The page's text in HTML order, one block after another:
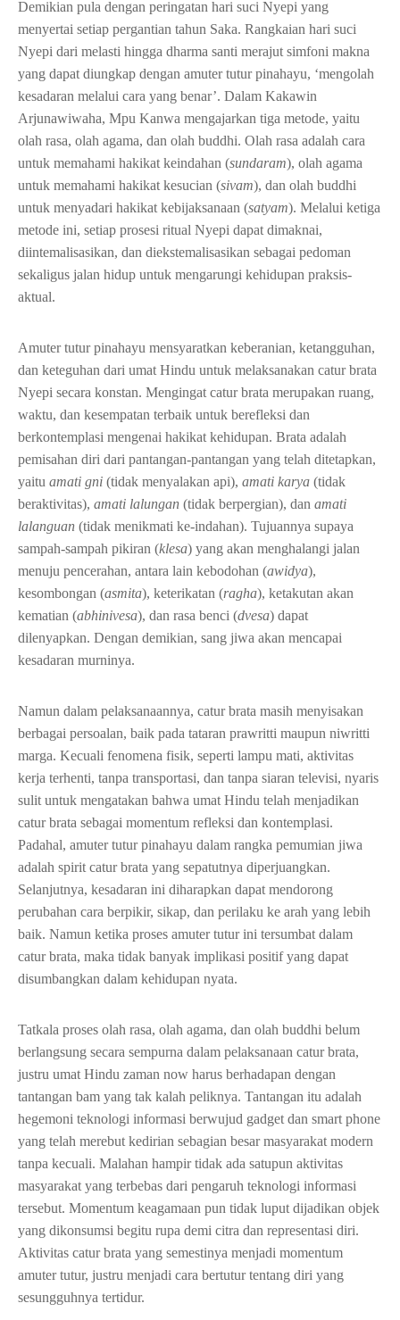
Demikian pula dengan peringatan hari suci Nyepi yang
menyertai setiap pergantian tahun Saka. Rangkaian hari suci
Nyepi dari melasti hingga dharma santi merajut simfoni makna
yang dapat diungkap dengan amuter tutur pinahayu, ‘mengolah
kesadaran melalui cara yang benar’. Dalam Kakawin
Arjunawiwaha, Mpu Kanwa mengajarkan tiga metode, yaitu
olah rasa, olah agama, dan olah buddhi. Olah rasa adalah cara
untuk memahami hakikat keindahan (sundaram), olah agama
untuk memahami hakikat kesucian (sivam), dan olah buddhi
untuk menyadari hakikat kebijaksanaan (satyam). Melalui ketiga
metode ini, setiap prosesi ritual Nyepi dapat dimaknai,
diintemalisasikan, dan diekstemalisasikan sebagai pedoman
sekaligus jalan hidup untuk mengarungi kehidupan praksis-
aktual.
Amuter tutur pinahayu mensyaratkan keberanian, ketangguhan,
dan keteguhan dari umat Hindu untuk melaksanakan catur brata
Nyepi secara konstan. Mengingat catur brata merupakan ruang,
waktu, dan kesempatan terbaik untuk berefleksi dan
berkontemplasi mengenai hakikat kehidupan. Brata adalah
pemisahan diri dari pantangan-pantangan yang telah ditetapkan,
yaitu amati gni (tidak menyalakan api), amati karya (tidak
beraktivitas), amati lalungan (tidak berpergian), dan amati
lalanguan (tidak menikmati ke-indahan). Tujuannya supaya
sampah-sampah pikiran (klesa) yang akan menghalangi jalan
menuju pencerahan, antara lain kebodohan (awidya),
kesombongan (asmita), keterikatan (ragha), ketakutan akan
kematian (abhinivesa), dan rasa benci (dvesa) dapat
dilenyapkan. Dengan demikian, sang jiwa akan mencapai
kesadaran murninya.
Namun dalam pelaksanaannya, catur brata masih menyisakan
berbagai persoalan, baik pada tataran prawritti maupun niwritti
marga. Kecuali fenomena fisik, seperti lampu mati, aktivitas
kerja terhenti, tanpa transportasi, dan tanpa siaran televisi, nyaris
sulit untuk mengatakan bahwa umat Hindu telah menjadikan
catur brata sebagai momentum refleksi dan kontemplasi.
Padahal, amuter tutur pinahayu dalam rangka pemumian jiwa
adalah spirit catur brata yang sepatutnya diperjuangkan.
Selanjutnya, kesadaran ini diharapkan dapat mendorong
perubahan cara berpikir, sikap, dan perilaku ke arah yang lebih
baik. Namun ketika proses amuter tutur ini tersumbat dalam
catur brata, maka tidak banyak implikasi positif yang dapat
disumbangkan dalam kehidupan nyata.
Tatkala proses olah rasa, olah agama, dan olah buddhi belum
berlangsung secara sempurna dalam pelaksanaan catur brata,
justru umat Hindu zaman now harus berhadapan dengan
tantangan bam yang tak kalah peliknya. Tantangan itu adalah
hegemoni teknologi informasi berwujud gadget dan smart phone
yang telah merebut kedirian sebagian besar masyarakat modern
tanpa kecuali. Malahan hampir tidak ada satupun aktivitas
masyarakat yang terbebas dari pengaruh teknologi informasi
tersebut. Momentum keagamaan pun tidak luput dijadikan objek
yang dikonsumsi begitu rupa demi citra dan representasi diri.
Aktivitas catur brata yang semestinya menjadi momentum
amuter tutur, justru menjadi cara bertutur tentang diri yang
sesungguhnya tertidur.